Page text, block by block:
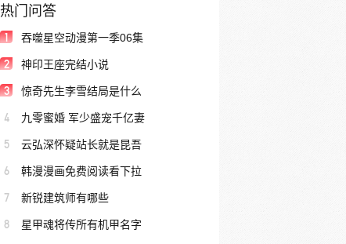
热门问答
1 吞噬星空动漫第一季06集
2 神印王座完结小说
3 惊奇先生李雪结局是什么
4 九零蜜婚 军少盛宠千亿妻
5 云弘深怀疑站长就是昆吾
6 韩漫漫画免费阅读看下拉
7 新锐建筑师有哪些
8 星甲魂将传所有机甲名字